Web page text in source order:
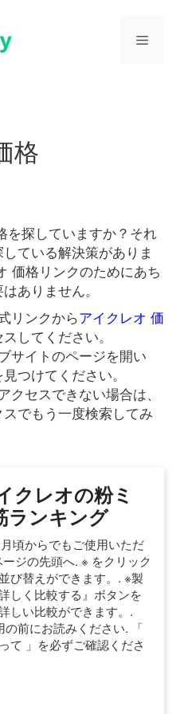
メ
格
を探していますか？それ
ている解決策がありま
価格リンクのためにあち
ありません。
リンクからアイクレオ 価
してください。
サイトのページを開い
つけてください。
クセスできない場合は、
でもう一度検索してみ
クレオの粉ミ
ランキング
頃からでもご使用いただ
ジの先頭へ. ※ をクリック
び替えができます。. ※製
しく比較する』ボタンを
しい比較ができます。.
の前にお読みください. 「
て 」を必ずご確認くださ